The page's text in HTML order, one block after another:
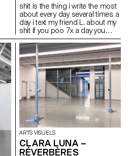
shit is the thing i write the most
about every day several times a
day i text my friend L. about my
shit if you poo 7x a day you
have to share it love & shit
mariage & inflammation
infection & affection my gastro-
sensual form of life is all that i
have like a lovebug (…) Cette
sculpture est accompagnée
d’un long poème comprenant
des extraits de « Life Without Air
» de Daisy Lafarge, « But Did
You Die ? » de Precious
Okoyomon, « Ariel » de Sylvia
Plath et « Dawn » d’Octavia
Butler. La pièce a été inspirée
par la forme de cloche de « The
Bell Jar »(S. Plath) et les effets
ARTS VISUELS
CLARA LUNA –
RÉVERBÈRES